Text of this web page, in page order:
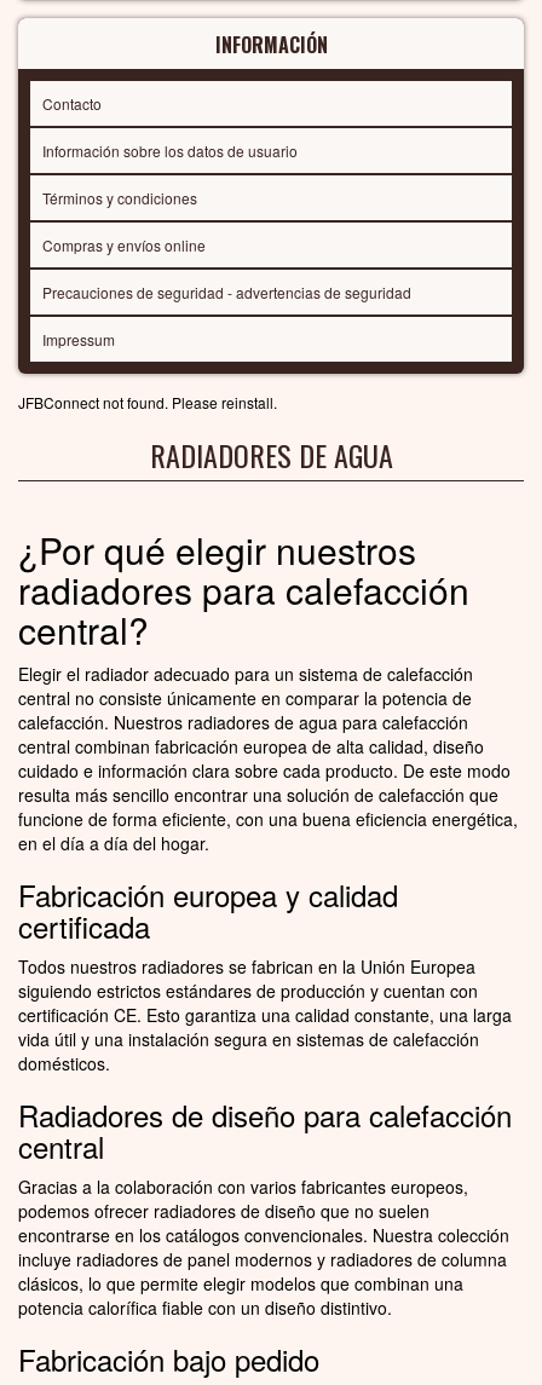
INFORMACIÓN
Contacto
Información sobre los datos de usuario
Términos y condiciones
Compras y envíos online
Precauciones de seguridad - advertencias de seguridad
Impressum
JFBConnect not found. Please reinstall.
RADIADORES DE AGUA
¿Por qué elegir nuestros
radiadores para calefacción
central?
Elegir el radiador adecuado para un sistema de calefacción
central no consiste únicamente en comparar la potencia de
calefacción. Nuestros radiadores de agua para calefacción
central combinan fabricación europea de alta calidad, diseño
cuidado e información clara sobre cada producto. De este modo
resulta más sencillo encontrar una solución de calefacción que
funcione de forma eficiente, con una buena eficiencia energética,
en el día a día del hogar.
Fabricación europea y calidad
certificada
Todos nuestros radiadores se fabrican en la Unión Europea
siguiendo estrictos estándares de producción y cuentan con
certificación CE. Esto garantiza una calidad constante, una larga
vida útil y una instalación segura en sistemas de calefacción
domésticos.
Radiadores de diseño para calefacción
central
Gracias a la colaboración con varios fabricantes europeos,
podemos ofrecer radiadores de diseño que no suelen
encontrarse en los catálogos convencionales. Nuestra colección
incluye radiadores de panel modernos y radiadores de columna
clásicos, lo que permite elegir modelos que combinan una
potencia calorífica fiable con un diseño distintivo.
Fabricación bajo pedido